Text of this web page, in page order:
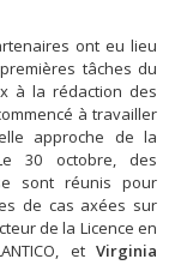
ont eu lieu
tâches du
à la rédaction des
à travailler
approche de la
30 octobre, des
se sont réunis pour
de cas axées sur
de la Licence en
et Virginia